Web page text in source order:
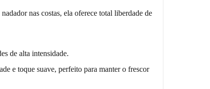
nas costas, ela oferece total liberdade de
de alta intensidade.
e toque suave, perfeito para manter o frescor